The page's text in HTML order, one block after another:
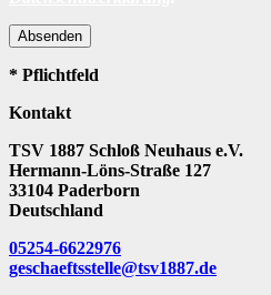
Absenden
* Pflichtfeld
Kontakt
TSV 1887 Schloß Neuhaus e.V.
Hermann-Löns-Straße 127
33104 Paderborn
Deutschland
05254-6622976
geschaeftsstelle@tsv1887.de